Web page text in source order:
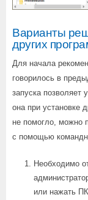
Варианты
других
Для начала
говорилось в
запуска позволяет
она при установке
не помогло, можно
с помощью
Необходимо
или нажать